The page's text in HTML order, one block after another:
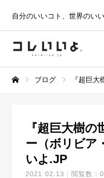
自分のいいコト、世界のい
ブログ 『超巨大樹の
『超巨大樹
ー（ボリビ
いよ.JP
2021.02.13 閲覧数：0